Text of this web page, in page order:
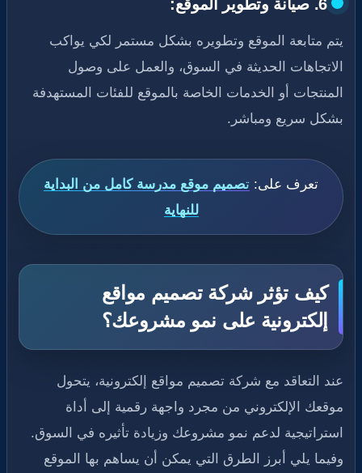
6. صيانة وتطوير الموقع:
يتم متابعة الموقع وتطويره بشكل مستمر لكي يواكب
الاتجاهات الحديثة في السوق، والعمل على وصول
المنتجات أو الخدمات الخاصة بالموقع للفئات المستهدفة
بشكل سريع ومباشر.
تعرف على: تصميم موقع مدرسة كامل من البداية
للنهاية
كيف تؤثر شركة تصميم مواقع
إلكترونية على نمو مشروعك؟
عند التعاقد مع شركة تصميم مواقع إلكترونية، يتحول
موقعك الإلكتروني من مجرد واجهة رقمية إلى أداة
استراتيجية لدعم نمو مشروعك وزيادة تأثيره في السوق.
وفيما يلي أبرز الطرق التي يمكن أن يساهم بها الموقع